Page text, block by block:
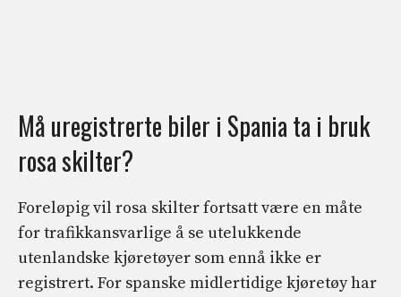
Må uregistrerte biler i Spania ta i bruk
rosa skilter?
Foreløpig vil rosa skilter fortsatt være en måte
for trafikkansvarlige å se utelukkende
utenlandske kjøretøyer som ennå ikke er
registrert. For spanske midlertidige kjøretøy har